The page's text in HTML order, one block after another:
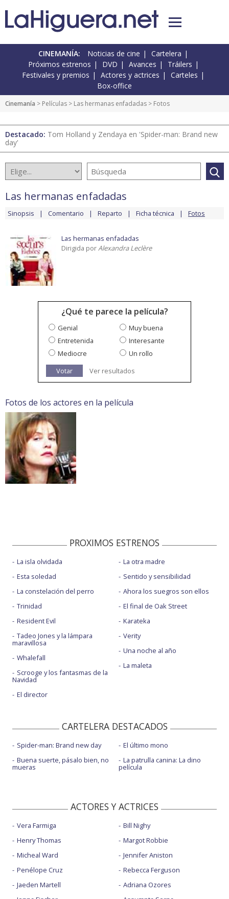
CINEMANÍA: Noticias de cine
Cartelera
Próximos estrenos
DVD Avances
Tráilers
Festivales y premios
Actores y actrices
Carteles
Box-office
Cinemanía > Películas > Las hermanas enfadadas > Fotos
Destacado: Tom Holland y Zendaya en 'Spider-man: Brand new
day'
Las hermanas enfadadas
Sinopsis Comentario Reparto Ficha técnica Fotos
Las hermanas enfadadas
Dirigida porAlexandra Leclère
¿Qué te parece la película?
Genial
Muy buena
Entretenida
Interesante
Mediocre
Un rollo
Votar
Ver resultados
Fotos de los actores en la película
PROXIMOS ESTRENOS
La isla olvidada
Esta soledad
La constelación del perro
Trinidad
Resident Evil
Tadeo Jones y la lámpara
maravillosa
Whalefall
Scrooge y los fantasmas de la
Navidad
El director
La otra madre
Sentido y sensibilidad
Ahora los suegros son ellos
El final de Oak Street
Karateka
Verity
Una noche al año
La maleta
CARTELERA DESTACADOS
Spider-man: Brand new day
Buena suerte, pásalo bien, no
mueras
El último mono
La patrulla canina: La dino
película
ACTORES Y ACTRICES
Vera Farmiga
Henry Thomas
Micheal Ward
Penélope Cruz
Jaeden Martell
Bill Nighy
Margot Robbie
Jennifer Aniston
Rebecca Ferguson
Adriana Ozores